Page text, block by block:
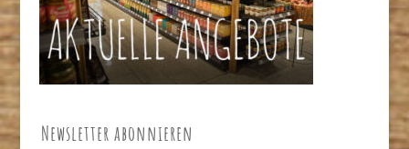
Newsletter abonnieren